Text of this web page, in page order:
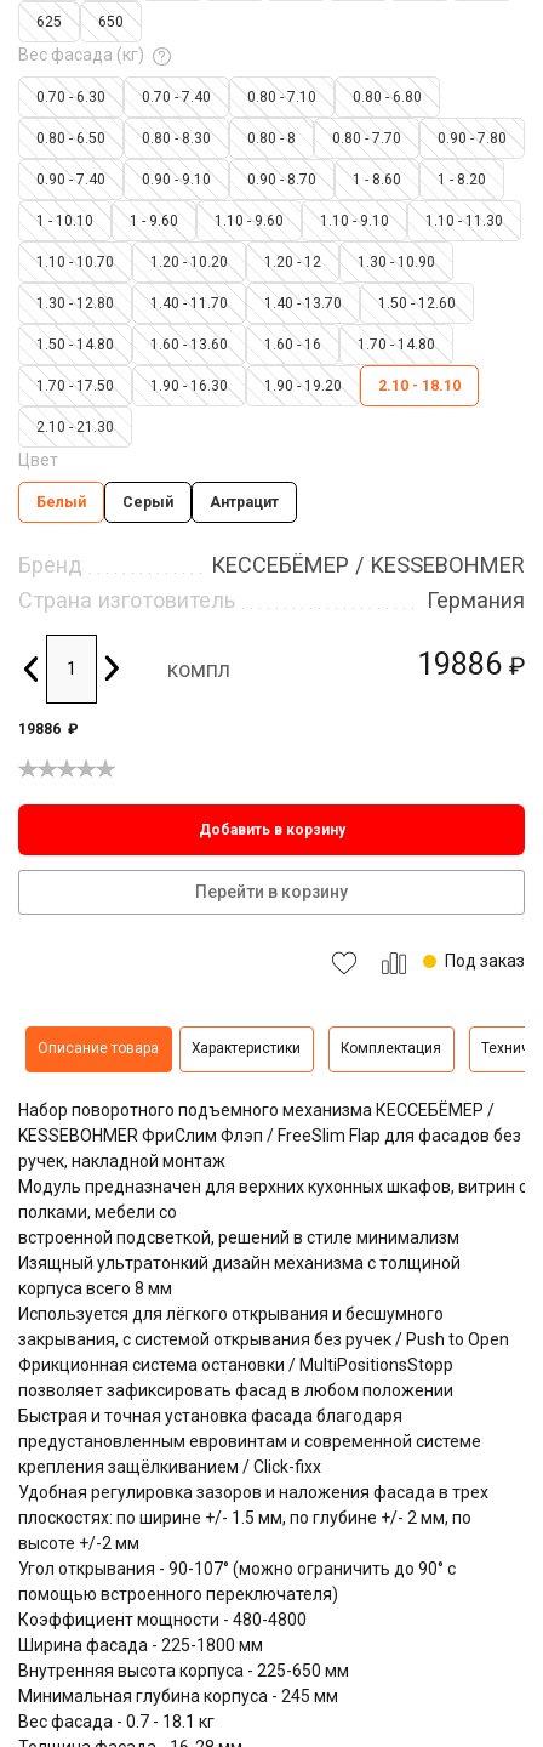
19886 ₽
625 650
Вес фасада (кг)
0.70 - 6.30 0.70 - 7.40 0.80 - 7.10 0.80 - 6.80
0.80 - 6.50 0.80 - 8.30 0.80 - 8 0.80 - 7.70 0.90 - 7.80
0.90 - 7.40 0.90 - 9.10 0.90 - 8.70 1 - 8.60 1 - 8.20
1 - 10.10 1 - 9.60 1.10 - 9.60 1.10 - 9.10 1.10 - 11.30
1.10 - 10.70 1.20 - 10.20 1.20 - 12 1.30 - 10.90
1.30 - 12.80 1.40 - 11.70 1.40 - 13.70 1.50 - 12.60
1.50 - 14.80 1.60 - 13.60 1.60 - 16 1.70 - 14.80
1.70 - 17.50 1.90 - 16.30 1.90 - 19.20 2.10 - 18.10
2.10 - 21.30
Цвет
Белый Серый Антрацит
Бренд
КЕССЕБЁМЕР / KESSEBOHMER
Страна изготовитель
Германия
компл
19886 ₽
Добавить в корзину
Перейти в корзину
Под заказ
Описание товара Характеристики Комплектация
Набор поворотного подъемного механизма КЕССЕБЁМЕР /
KESSEBOHMER ФриСлим Флэп / FreeSlim Flap для фасадов без
ручек, накладной монтаж
Модуль предназначен для верхних кухонных шкафов, витрин со
полками, мебели со
встроенной подсветкой, решений в стиле минимализм
Изящный ультратонкий дизайн механизма с толщиной
корпуса всего 8 мм
Используется для лёгкого открывания и бесшумного
закрывания, с системой открывания без ручек / Push to Open
Фрикционная система остановки / MultiPositionsStopp
позволяет зафиксировать фасад в любом положении
Быстрая и точная установка фасада благодаря
предустановленным евровинтам и современной системе
крепления защёлкиванием / Click-fixx
Удобная регулировка зазоров и наложения фасада в трех
плоскостях: по ширине +/- 1.5 мм, по глубине +/- 2 мм, по
высоте +/-2 мм
Угол открывания - 90-107° (можно ограничить до 90° с
помощью встроенного переключателя)
Коэффициент мощности - 480-4800
Ширина фасада - 225-1800 мм
Внутренняя высота корпуса - 225-650 мм
Минимальная глубина корпуса - 245 мм
Вес фасада - 0.7 - 18.1 кг